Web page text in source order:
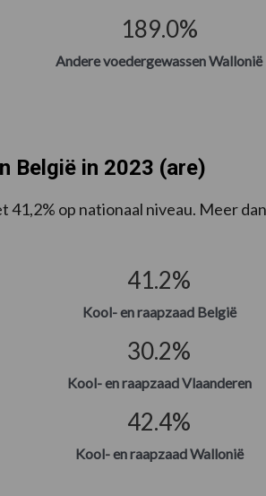
189.0%
Andere voedergewassen Wallonië
België in 2023 (are)
41,2% op nationaal niveau. Meer
41.2%
Kool- en raapzaad België
30.2%
Kool- en raapzaad Vlaanderen
42.4%
Kool- en raapzaad Wallonië